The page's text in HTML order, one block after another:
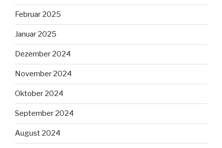
Februar 2025
Januar 2025
Dezember 2024
November 2024
Oktober 2024
September 2024
August 2024